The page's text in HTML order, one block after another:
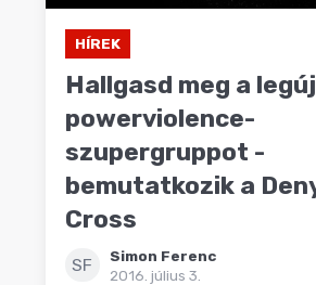
HÍREK
Hallgasd meg a
powerviolence-
szupergruppot -
bemutatkozik a
Cross
SF
Simon Ferenc
2016. július 3.